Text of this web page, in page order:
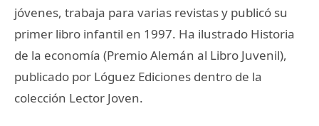
jóvenes, trabaja para varias revistas y publicó su
primer libro infantil en 1997. Ha ilustrado Historia
de la economía (Premio Alemán al Libro Juvenil),
publicado por Lóguez Ediciones dentro de la
colección Lector Joven.